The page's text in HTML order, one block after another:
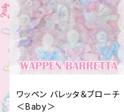
ワッペン バレッタ＆ブローチ
＜Baby＞